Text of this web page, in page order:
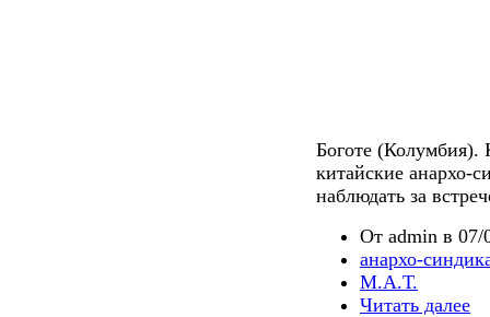
Боготе (Колумбия).
китайские анархо-
наблюдать за
От admin в 07/
анархо-
М.А.Т.
Читать далее